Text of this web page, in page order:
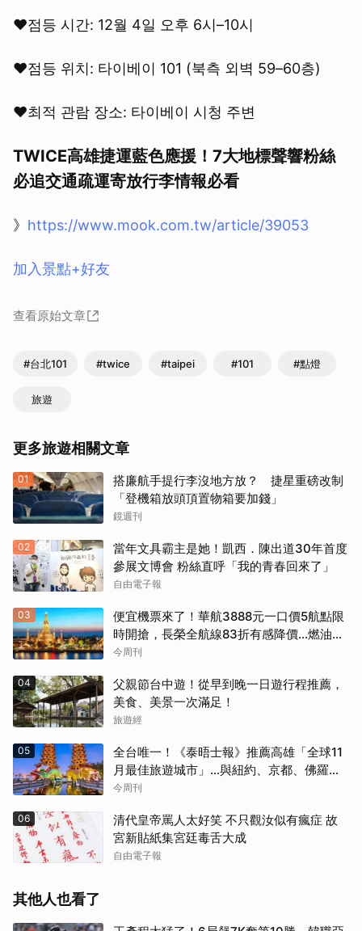
♥점등 시간: 12월 4일 오후 6시–10시
♥점등 위치: 타이베이 101 (북측 외벽 59–60층)
♥최적 관람 장소: 타이베이 시청 주변
TWICE高雄捷運藍色應援！7大地標聲響粉絲
必追交通疏運寄放行李情報必看
》 https://www.mook.com.tw/article/39053
加入景點+好友
查看原始文章
#台北101 #twice #taipei #101 #點燈
旅遊
更多旅遊相關文章
01
搭廉航手提行李沒地方放？ 捷星重磅改制
「登機箱放頭頂置物箱要加錢」
鏡週刊
02
當年文具霸主是她！凱西．陳出道30年首度
參展文博會 粉絲直呼「我的青春回來了」
自由電子報
03
便宜機票來了！華航3888元一口價5航點限
時開搶，長榮全航線83折有感降價…燃油稅
8/9調漲早買早省
今周刊
04
父親節台中遊！從早到晚一日遊行程推薦，
美食、美景一次滿足！
旅遊經
05
全台唯一！《泰晤士報》推薦高雄「全球11
月最佳旅遊城市」…與紐約、京都、佛羅倫
斯共同入榜，理由曝光
今周刊
06
清代皇帝罵人太好笑 不只觀汝似有瘋症 故
宮新貼紙集宮廷毒舌大成
自由電子報
其他人也看了